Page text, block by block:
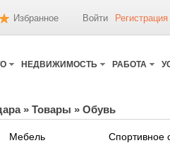
Избранное Войти Регистрация
НЕДВИЖИМОСТЬ РАБОТА
» Товары » Обувь
Мебель
Спортивное